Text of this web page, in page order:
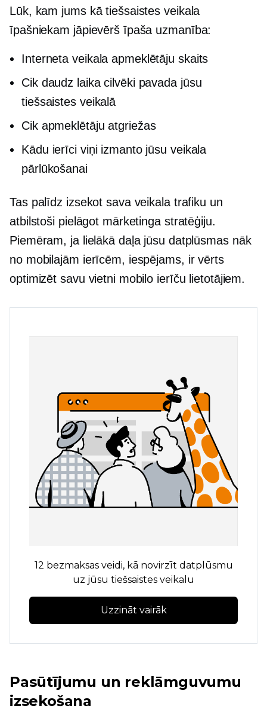
Lūk, kam jums kā tiešsaistes veikala
īpašniekam jāpievērš īpaša uzmanība:
Interneta veikala apmeklētāju skaits
Cik daudz laika cilvēki pavada jūsu
tiešsaistes veikalā
Cik apmeklētāju atgriežas
Kādu ierīci viņi izmanto jūsu veikala
pārlūkošanai
Tas palīdz izsekot sava veikala trafiku un
atbilstoši pielāgot mārketinga stratēģiju.
Piemēram, ja lielākā daļa jūsu datplūsmas nāk
no mobilajām ierīcēm, iespējams, ir vērts
optimizēt savu vietni mobilo ierīču lietotājiem.
12 bezmaksas veidi, kā novirzīt datplūsmu
uz jūsu tiešsaistes veikalu
Uzzināt vairāk
Pasūtījumu un reklāmguvumu
izsekošana